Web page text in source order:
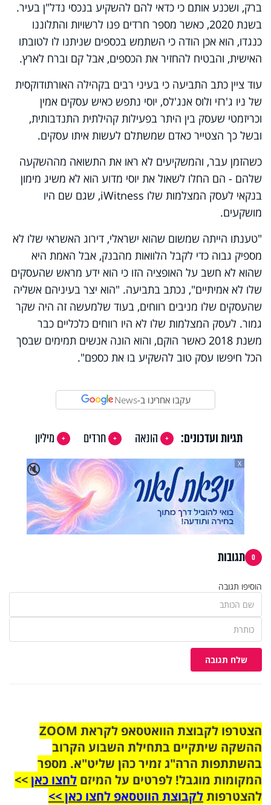
ברק, ושכנע אותם כי כדאי להם להשקיע בנכסי נדל"ן בעיר.
בשנת 2020, כאשר מספר חרדים פנו לרשויות והתלוננו
כנגדו, הוא אכן הודה כי השתמש בכספים שניתנו לו לטובתו
האישית, והבטיח להחזיר את הכספים, אבל קם וברח לארץ.
עוד ציין כתב התביעה כי בעיני רבים בקהילה האורתודוקסית
של ניו ג'רזי ולוס אנג'לס, יוסי נתפש כאיש עסקים אמין
וכריזמטי שעסק בין היתר בפעילות קהילתית התנדבותית,
ובשל כך הצטייר כאדם שמשתלם לעשות איתו עסקים.
כשהזמן עבר, והמשקיעים לא ראו את התשואה מההשקעה
שלהם - הם החלו לשאול את יוסי מדוע הוא לא משיג מימון
בנקאי לעסק המצלמות שלו iWitness, שגם שם היו
מושקעים.
"טענתו הייתה שמשום שהוא ישראלי, דירוג האשראי שלו לא
מספיק גבוה כדי לקבל הלוואות מהבנק, אבל האמת היא
שהוא לא חשב על האופציה הזו כי הוא ידע מראש שהעסקים
שלו לא אמיתיים", נכתב בתביעה. "הוא יצר בעיניהם אשליה
שהעסקים שלו מניבים רווחים, בעוד שלמעשה זה היה שקר
גמור. לעסק המצלמות שלו לא היו רווחים כלכליים כבר
משנת 2018 כאשר הוקם, והוא הונה אנשים תמימים שבסך
הכל חיפשו עסק טוב להשקיע בו את כספם".
עקבו אחרינו ב-News
תגיות ועדכונים: הונאה חרדים
מיליון
🔇
X
0 תגובות
הוסיפו תגובה
שלח תגובה
הצטרפו לקבוצת הוואטסאפ לקראת ZOOM
ההשקה שיתקיים בתחילת השבוע הקרוב
בהשתתפות הרה"ג זמיר כהן שליט"א. מספר
המקומות מוגבל! לפרטים על המיזם לחצו כאן>>
להצטרפותלקבוצת הווטסאפ לחצו כאן >>